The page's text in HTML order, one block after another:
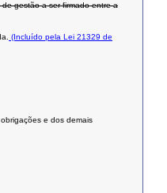
gestão a ser firmado entre a
(Incluído pela Lei 21329 de
e dos demais